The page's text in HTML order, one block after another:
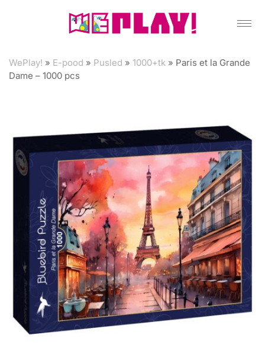
WePlay! » E-pood » Pusled » 1000+tk » Paris et la Grande
Dame – 1000 pcs